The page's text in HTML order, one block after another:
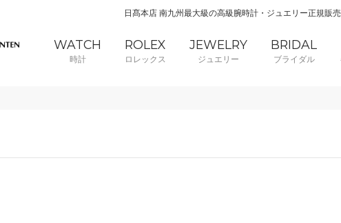
日髙本店 南九州最大級の高級腕時計・ジュエリー正規販
WATCH
時計
ROLEX
ロレックス
JEWELRY
ジュエリー
BRIDAL
ブライダル